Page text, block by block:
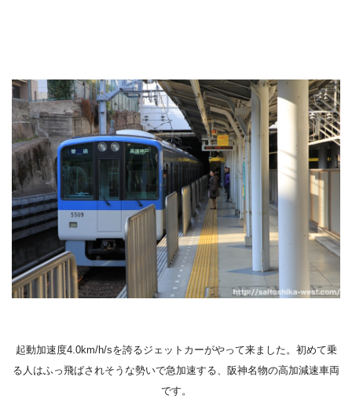
起動加速度4.0km/h/sを誇るジェットカーがやって来ました。初めて乗
る人はふっ飛ばされそうな勢いで急加速する、阪神名物の高加減速車両
です。